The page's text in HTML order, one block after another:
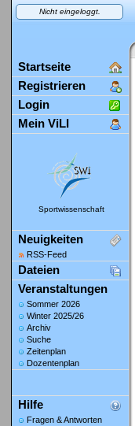
Nicht eingeloggt.
Startseite
Registrieren
Login
Mein ViLI
Sportwissenschaft
Neuigkeiten
RSS-Feed
Dateien
Veranstaltungen
Sommer 2026
Winter 2025/26
Archiv
Suche
Zeitenplan
Dozentenplan
Hilfe
Fragen & Antworten